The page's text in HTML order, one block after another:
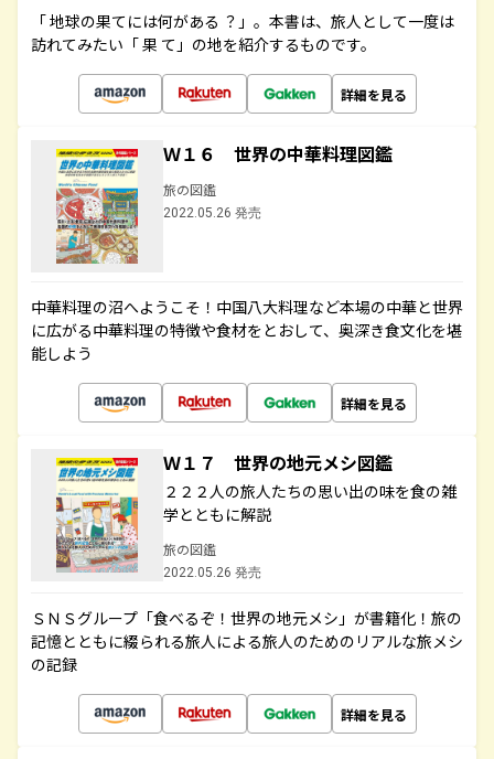
「 地球の果てには何がある ？」。本書は、旅人として一度は
訪れてみたい「 果 て」の地を紹介するものです。
詳細を見る
Ｗ１６ 世界の中華料理図鑑
旅の図鑑
2022.05.26 発売
中華料理の沼へようこそ！中国八大料理など本場の中華と世界
に広がる中華料理の特徴や食材をとおして、奥深き食文化を堪
能しよう
詳細を見る
Ｗ１７ 世界の地元メシ図鑑
２２２人の旅人たちの思い出の味を食の雑
学とともに解説
旅の図鑑
2022.05.26 発売
ＳＮＳグループ「食べるぞ！世界の地元メシ」が書籍化！旅の
記憶とともに綴られる旅人による旅人のためのリアルな旅メシ
の記録
詳細を見る